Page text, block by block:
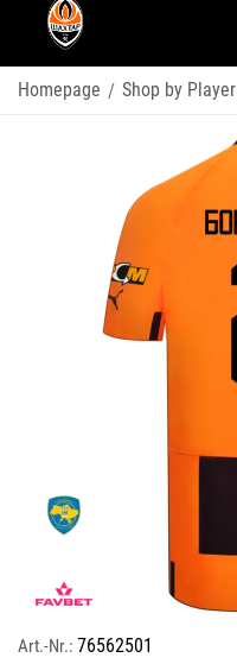
Homepage / Shop by Player
Art.-Nr.: 76562501